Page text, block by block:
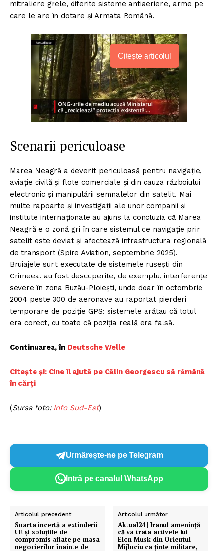
mitraliere grele, diferite sisteme antiaeriene, arme pe
care le are în dotare și Armata Română.
Citește articolul
Scenarii periculoase
Marea Neagră a devenit periculoasă pentru navigație,
aviație civilă și flote comerciale și din cauza războiului
electronic și manipulării semnalelor din satelit. Mai
multe rapoarte și investigații ale unor companii și
institute internaționale au ajuns la concluzia că Marea
Neagră e o zonă gri în care sistemul de navigație prin
satelit este deviat și afectează infrastructura regională
de transport (Spire Aviation, septembrie 2025).
Bruiajele sunt executate de sistemele rusești din
Crimeea: au fost descoperite, de exemplu, interferenţe
severe în zona Buzău-Ploieşti, unde doar în octombrie
2004 peste 300 de aeronave au raportat pierderi
temporare de poziţie GPS: sistemele arătau că totul
era corect, cu toate că poziția reală era falsă.
Continuarea, în Deutsche Welle
Citește și: Cine îl ajută pe Călin Georgescu să rămână
în cărți
(Sursa foto: Info Sud-Est)
Urmărește-ne pe Telegram
Intră pe canalul WhatsApp
Articolul precedent
Soarta incertă a extinderii
UE și soluțiile de
compromis aflate pe masa
negocierilor înainte de
Articolul următor
Aktual24 | Iranul amenință
că va trata activele lui
Elon Musk din Orientul
Mijlociu ca ținte militare,